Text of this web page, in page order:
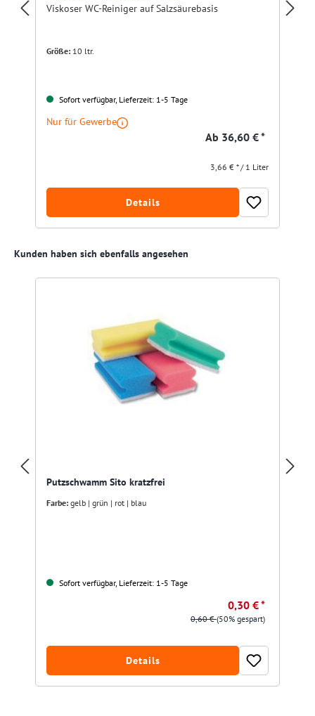
Viskoser WC-Reiniger auf Salzsäurebasis
Größe: 10 ltr.
Sofort verfügbar, Lieferzeit: 1-5 Tage
Nur für Gewerbe
Ab 36,60 € *
3,66 € * / 1 Liter
Details
Produktgalerie überspringen
Kunden haben sich ebenfalls angesehen
Putzschwamm Sito kratzfrei
Farbe: gelb | grün | rot | blau
Sofort verfügbar, Lieferzeit: 1-5 Tage
0,30 € *
0,60 €(50% gespart)
Details